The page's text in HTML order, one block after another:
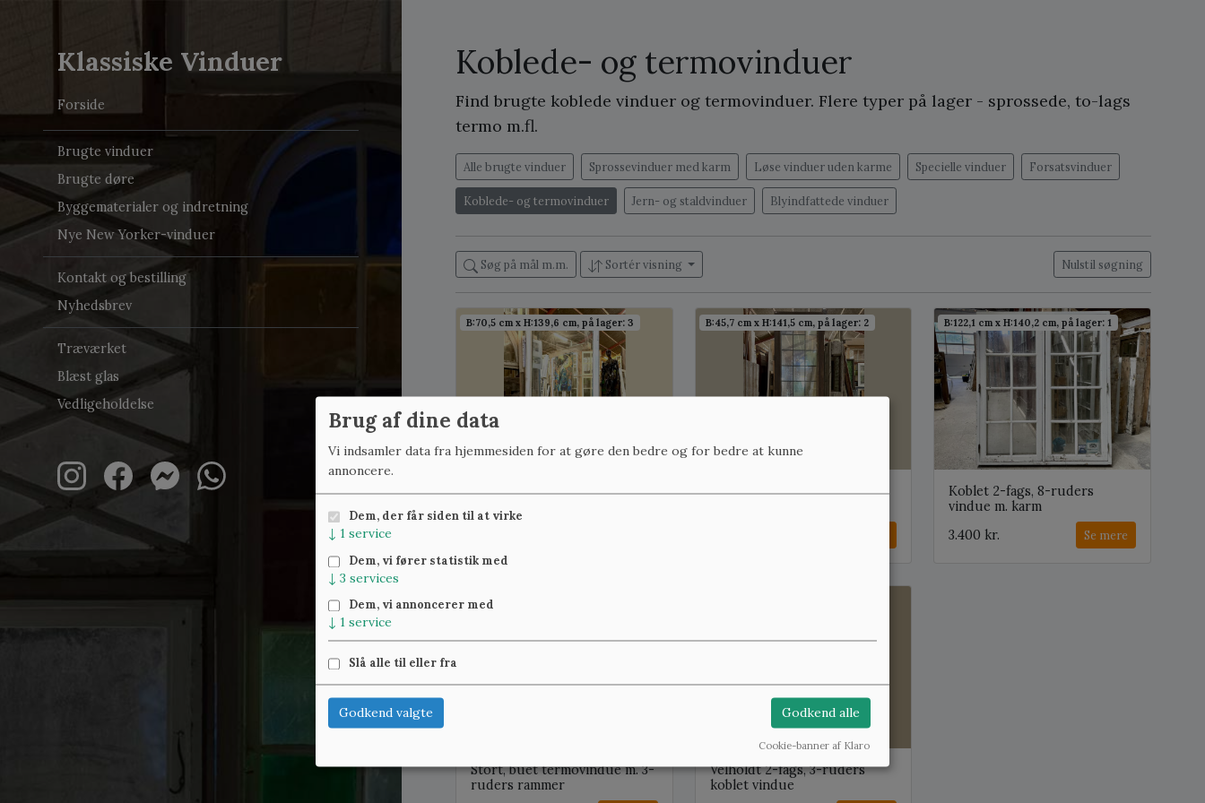
Klassiske Vinduer
Forside
Brugte vinduer
Brugte døre
Byggematerialer og indretning
Nye New Yorker-vinduer
Kontakt og bestilling
Nyhedsbrev
Træværket
Blæst glas
Vedligeholdelse
Koblede- og termovinduer
Find brugte koblede vinduer og termovinduer. Flere typer på lager - sprossede, to-lags
termo m.fl.
Alle brugte vinduer Sprossevinduer med karm Løse vinduer uden karme Specielle vinduer Forsatsvinduer
Koblede- og termovinduer Jern- og staldvinduer Blyindfattede vinduer
Søg på mål m.m. Sortér visning Nulstil søgning
B:70,5 cm x H:139,6 cm, på lager: 3
Stor vinduesramme m. 2-lags
B:45,7 cm x H:141,5 cm, på lager: 2
1-rudes vindue m.
B:122,1 cm x H:140,2 cm, på lager: 1
Koblet 2-fags, 8-ruders
vindue m. karm
3.400 kr.
Se mere
B:118,1 cm x H:146,7 cm, på lager: 1
Stort, buet termovindue m. 3-
ruders rammer
Velholdt 2-fags, 3-ruders
koblet vindue
Brug af dine data
Vi indsamler data fra hjemmesiden for at gøre den bedre og for bedre at kunne
annoncere.
Dem, der får siden til at virke
↓ 1 service
Dem, vi fører statistik med
↓ 3 services
Dem, vi annoncerer med
↓ 1 service
Slå alle til eller fra
Godkend valgte Godkend alle
Cookie-banner af Klaro